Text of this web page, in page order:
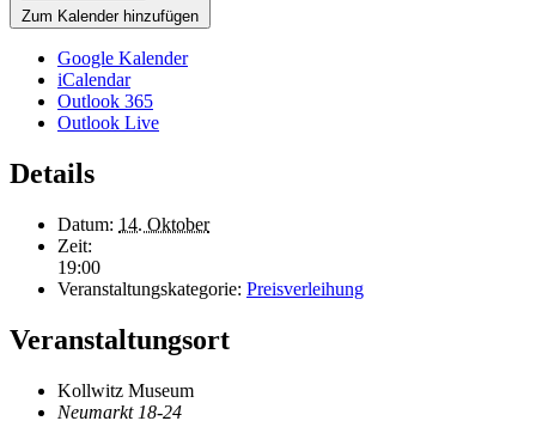
Zum Kalender hinzufügen
Google Kalender
iCalendar
Outlook 365
Outlook Live
Details
Datum: 14. Oktober
Zeit:
19:00
Veranstaltungskategorie: Preisverleihung
Veranstaltungsort
Kollwitz Museum
Neumarkt 18-24